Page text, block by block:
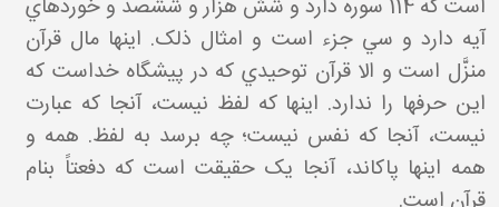
است که 114 سوره دارد و شش هزار و ششصد و خورده اي
آيه دارد و سي جزء است و امثال ذلک. اينها مال قرآن
منزَّل است و الا قرآن توحيدي که در پيشگاه خداست که
اين حرف ها را ندارد. اينها که لفظ نيست، آنجا که عبارت
نيست، آنجا که نفس نيست؛ چه برسد به لفظ. همه و
همه اينها پاک اند، آنجا يک حقيقت است که دفعتاً بنام